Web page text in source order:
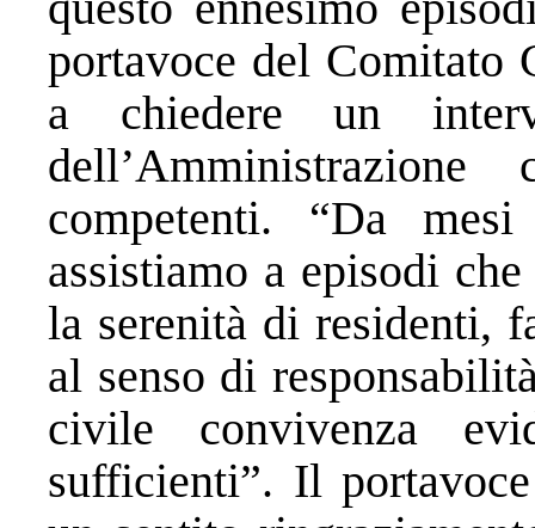
portavoce del Comitato
a chiedere un
competenti. “Da
assistiamo a episodi
la serenità di residenti,
al senso di
civile convivenza
sufficienti”. Il